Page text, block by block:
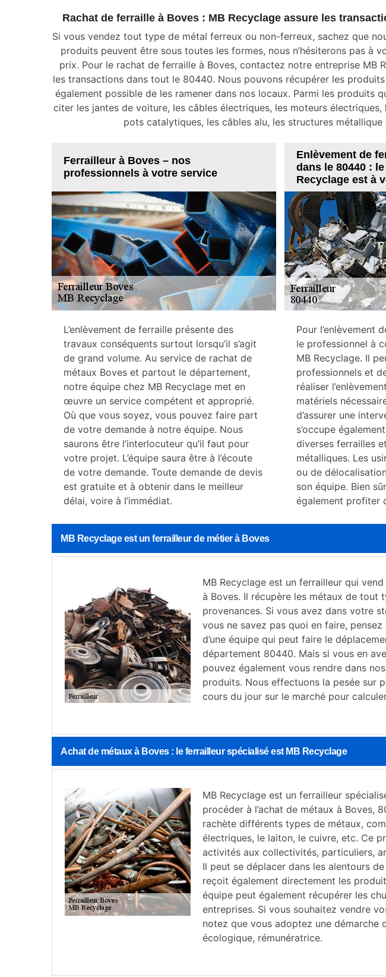
Rachat de ferraille à Boves : MB Recyclage assure les
Si vous vendez tout type de métal ferreux ou non-ferreux, sachez que
produits peuvent être sous toutes les formes, nous n’hésiterons pas à
prix. Pour le rachat de ferraille à Boves, contactez notre entreprise MB
les transactions dans tout le 80440. Nous pouvons récupérer les
également possible de les ramener dans nos locaux. Parmi les produits
citer les jantes de voiture, les câbles électriques, les moteurs électriques,
pots catalytiques, les câbles alu, les structures métallique
MB Recyclage est un ferrailleur de métier à Boves
MB Recyclage est un ferrailleur qui
à Boves. Il récupère les métaux de tout
provenances. Si vous avez dans votre
vous ne savez pas quoi en faire,
d’une équipe qui peut faire le
département 80440. Mais si vous en
pouvez également vous rendre dans
produits. Nous effectuons la pesée sur
cours du jour sur le marché pour
Achat de métaux à Boves : le ferrailleur spécialisé est MB Recyclage
MB Recyclage est un ferrailleur
procéder à l’achat de métaux à Boves,
rachète différents types de métaux,
électriques, le laiton, le cuivre, etc. Ce
activités aux collectivités, particuliers,
Il peut se déplacer dans les alentours
reçoit également directement les
équipe peut également récupérer les
entreprises. Si vous souhaitez vendre
notez que vous adoptez une démarche
écologique, rémunératrice.
Ferrailleur à Boves – nos
professionnels à votre service
L’enlèvement de ferraille présente des
travaux conséquents surtout lorsqu’il s’agit
de grand volume. Au service de rachat de
métaux Boves et partout le département,
notre équipe chez MB Recyclage met en
œuvre un service compétent et approprié.
Où que vous soyez, vous pouvez faire part
de votre demande à notre équipe. Nous
saurons être l’interlocuteur qu’il faut pour
votre projet. L’équipe saura être à l’écoute
de votre demande. Toute demande de devis
est gratuite et à obtenir dans le meilleur
délai, voire à l’immédiat.
Enlèvement de
dans le 80440 :
Recyclage est à
Pour l’enlèvement
le professionnel à
MB Recyclage. Il
professionnels et
réaliser
matériels
d’assurer une
s’occupe
diverses ferrailles
métalliques. Les
ou de
son équipe. Bien
également profiter